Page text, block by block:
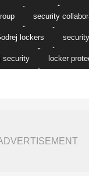
security
lockers
security locker